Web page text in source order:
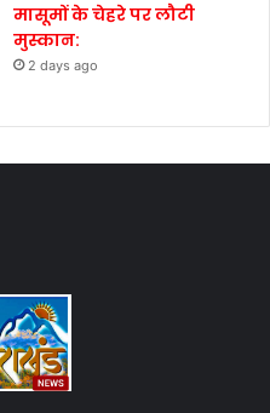
मासूमों के चेहरे पर लौटी
मुस्कान:
2 days ago